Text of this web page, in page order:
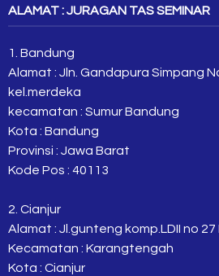
ALAMAT : JURAGAN TAS SEMINAR
1. Bandung
Alamat : Jln. Gandapura Simpang
kel.merdeka
kecamatan : Sumur Bandung
Kota : Bandung
Provinsi : Jawa Barat
Kode Pos : 40113
2. Cianjur
Alamat : Jl.gunteng komp.LDII no 27
Kecamatan : Karangtengah
Kota : Cianjur